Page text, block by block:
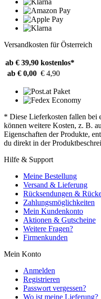
Versandkosten für Österreich
ab € 39,90 kostenlos*
ab € 0,00 € 4,90
* Diese Lieferkosten fallen bei
können weitere Kosten, z. B.
Eigenschaften der Produkte,
du direkt in der
Hilfe & Support
Meine Bestellung
Versand & Lieferung
Rücksendungen &
Zahlungsmöglichkeiten
Mein Kundenkonto
Aktionen & Gutscheine
Weitere Fragen?
Firmenkunden
Mein Konto
Anmelden
Registrieren
Passwort vergessen?
Wo ist meine Lieferung?